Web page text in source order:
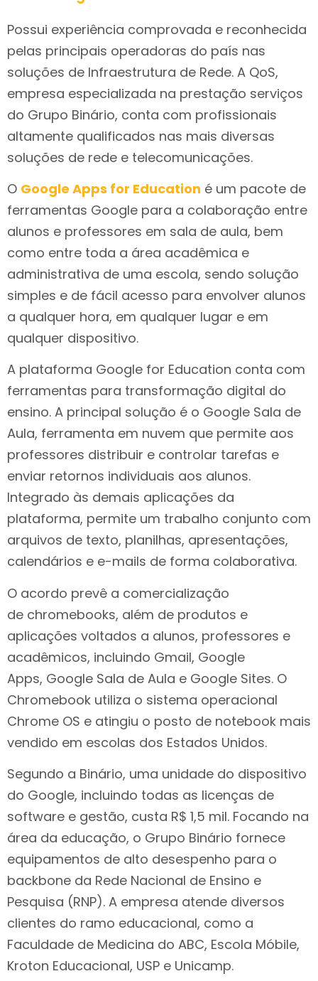
Possui experiência comprovada e reconhecida
pelas principais operadoras do país nas
soluções de Infraestrutura de Rede. A QoS,
empresa especializada na prestação serviços
do Grupo Binário, conta com profissionais
altamente qualificados nas mais diversas
soluções de rede e telecomunicações.
O Google Apps for Education é um pacote de
ferramentas Google para a colaboração entre
alunos e professores em sala de aula, bem
como entre toda a área acadêmica e
administrativa de uma escola, sendo solução
simples e de fácil acesso para envolver alunos
a qualquer hora, em qualquer lugar e em
qualquer dispositivo.
A plataforma Google for Education conta com
ferramentas para transformação digital do
ensino. A principal solução é o Google Sala de
Aula, ferramenta em nuvem que permite aos
professores distribuir e controlar tarefas e
enviar retornos individuais aos alunos.
Integrado às demais aplicações da
plataforma, permite um trabalho conjunto com
arquivos de texto, planilhas, apresentações,
calendários e e-mails de forma colaborativa.
O acordo prevê a comercialização
de chromebooks, além de produtos e
aplicações voltados a alunos, professores e
acadêmicos, incluindo Gmail, Google
Apps, Google Sala de Aula e Google Sites. O
Chromebook utiliza o sistema operacional
Chrome OS e atingiu o posto de notebook mais
vendido em escolas dos Estados Unidos.
Segundo a Binário, uma unidade do dispositivo
do Google, incluindo todas as licenças de
software e gestão, custa R$ 1,5 mil. Focando na
área da educação, o Grupo Binário fornece
equipamentos de alto desespenho para o
backbone da Rede Nacional de Ensino e
Pesquisa (RNP). A empresa atende diversos
clientes do ramo educacional, como a
Faculdade de Medicina do ABC, Escola Móbile,
Kroton Educacional, USP e Unicamp.